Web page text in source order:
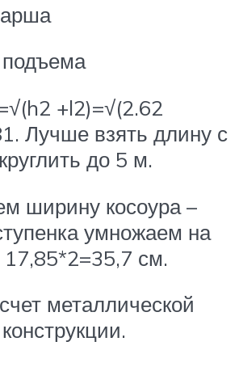
+l2)=√(2.62
Лучше взять длину с
до 5 м.
ширину косоура –
умножаем на
см.
металлической